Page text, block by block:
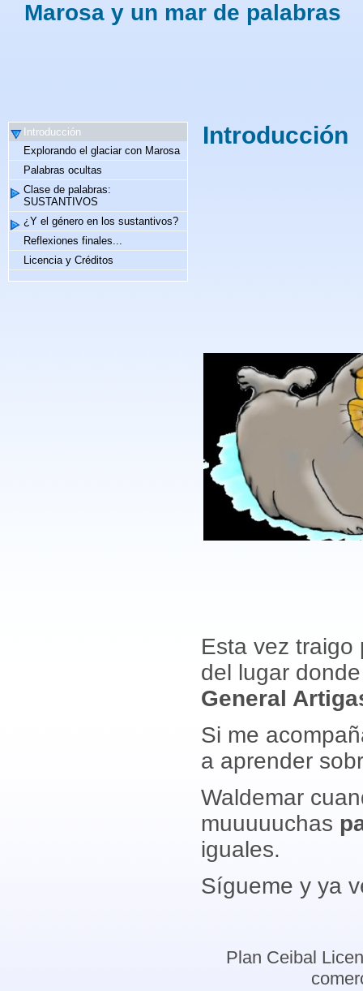
Marosa y un mar de palabras
Introducción
Explorando el glaciar con Marosa
Palabras ocultas
Clase de palabras:
SUSTANTIVOS
¿Y el género en los sustantivos?
Reflexiones finales...
Licencia y Créditos
Introducción
Esta vez traigo
del lugar
General
Si me
a aprender
Waldemar
muuuuuchas
iguales.
Sígueme y ya
Plan Ceibal